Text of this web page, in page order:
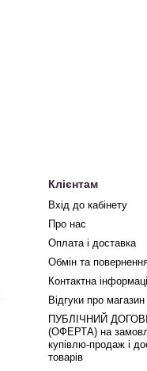
Клієнтам
Вхід до кабінету
Про нас
Оплата і доставка
Обмін та
Контактна
Відгуки про магазин
ПУБЛІЧНИЙ
(ОФЕРТА) на
купівлю-продаж і
товарів